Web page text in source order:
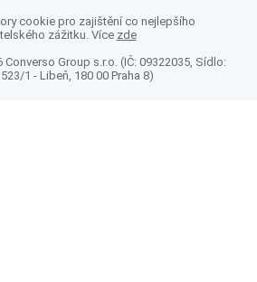
cookie pro zajištění co nejlepšího
zážitku. Více zde
Group s.r.o. (IČ: 09322035, Sídlo:
1 - Libeň, 180 00 Praha 8)